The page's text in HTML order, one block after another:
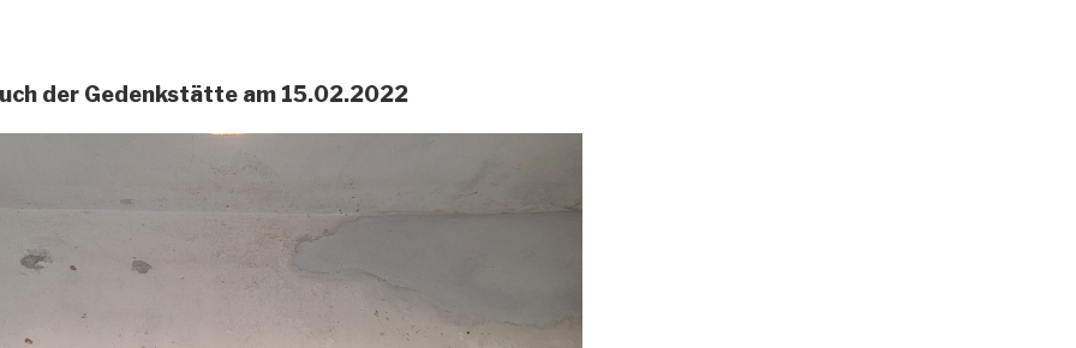
der Gedenkstätte am 15.02.2022